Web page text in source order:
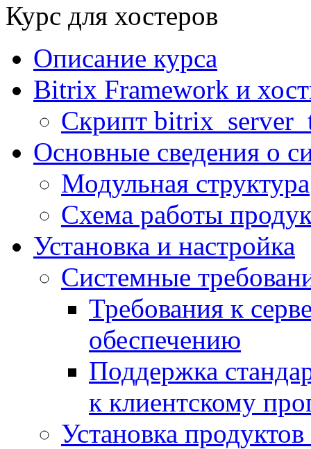
Курс для хостеров
Описание курса
Bitrix Framework и
Скрипт
Основные сведения о
Модульная структура
Схема работы
Установка и настройка
Системные
Требования к
обеспечению
Поддержка
к клиентскому
Установка